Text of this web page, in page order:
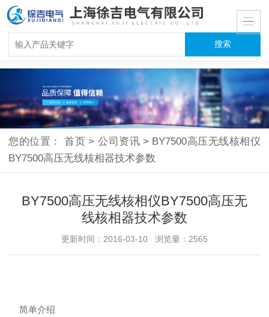
您的位置：首页 > 公司资讯 > BY7500高压无线核相仪
BY7500高压无线核相器技术参数
BY7500高压无线核相仪BY7500高压无
线核相器技术参数
更新时间：2016-03-10 浏览量：2565
简单介绍